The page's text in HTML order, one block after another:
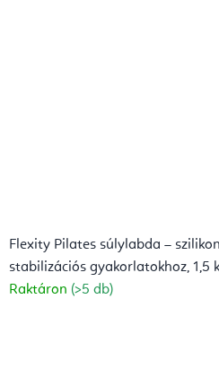
Flexity Pilates súlylabda –
stabilizációs gyakorlatokhoz, 1,5
Raktáron (>5 db)